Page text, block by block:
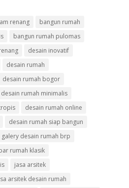
renang
bangun rumah
bangun rumah pulomas
desain inovatif
desain rumah
desain rumah bogor
desain rumah minimalis
desain rumah online
desain rumah siap bangun
galery desain rumah brp
rumah klasik
jasa arsitek
arsitek desain rumah